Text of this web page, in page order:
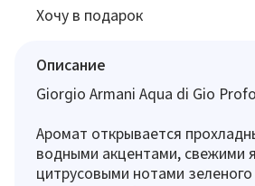
Хочу в подарок
Описание
Giorgio Armani Aqua di Gio
Аромат открывается
водными акцентами, свежими
цитрусовыми нотами зеленого